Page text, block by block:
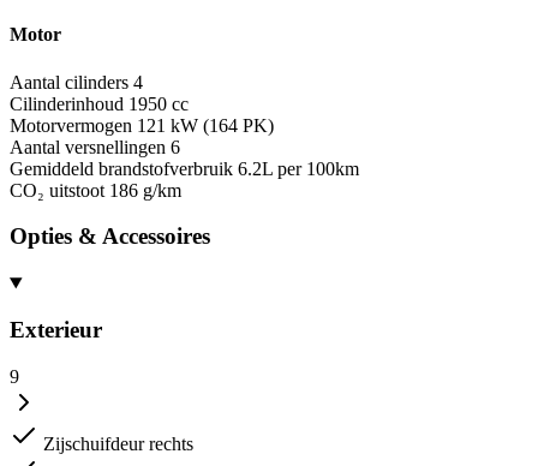
Motor
Aantal cilinders 4
Cilinderinhoud 1950 cc
Motorvermogen 121 kW (164 PK)
Aantal versnellingen 6
Gemiddeld brandstofverbruik 6.2L per 100km
CO₂ uitstoot 186 g/km
Opties & Accessoires
Exterieur
9
Zijschuifdeur rechts